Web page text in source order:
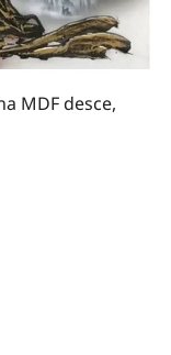
MDF desce,